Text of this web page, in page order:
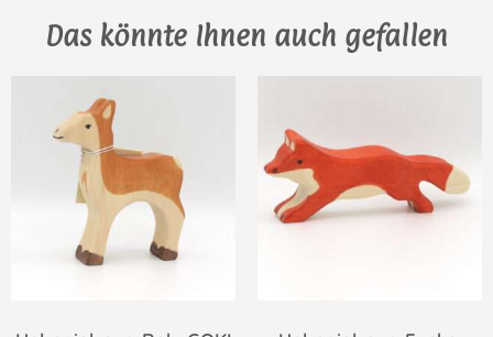
Das könnte Ihnen auch gefallen